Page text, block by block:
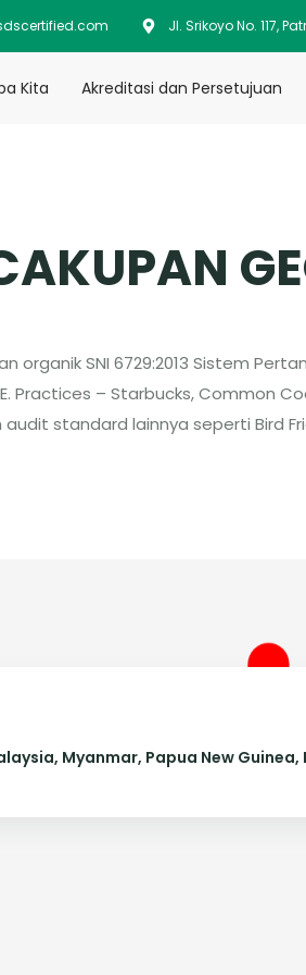
Jl. Srikoyo No. 117,
Kita Akreditasi dan Persetujuan
organik SNI 6729:2013 Sistem
Practices – Starbucks, Common
standard lainnya seperti Bird
Myanmar, Papua New